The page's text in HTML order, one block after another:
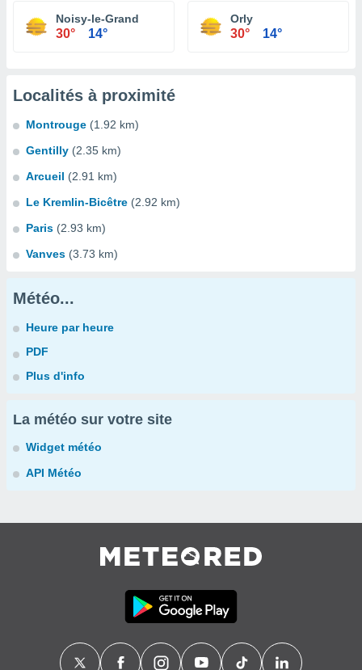
Noisy-le-Grand
30° 14°
Orly
30° 14°
Localités à proximité
Montrouge (1.92 km)
Gentilly (2.35 km)
Arcueil (2.91 km)
Le Kremlin-Bicêtre (2.92 km)
Paris (2.93 km)
Vanves (3.73 km)
Météo...
Heure par heure
PDF
Plus d'info
La météo sur votre site
Widget météo
API Météo